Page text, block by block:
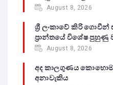
August 8, 2026
ශ්‍රී ලංකාවේ කිරි ගොවීන්
ප්‍රාන්තයේ විශේෂ පුහුණු
August 8, 2026
අද කාලගුණය
අනාවැකිය